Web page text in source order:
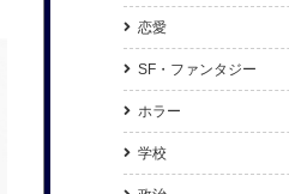
恋愛
SF・ファンタジー
ホラー
学校